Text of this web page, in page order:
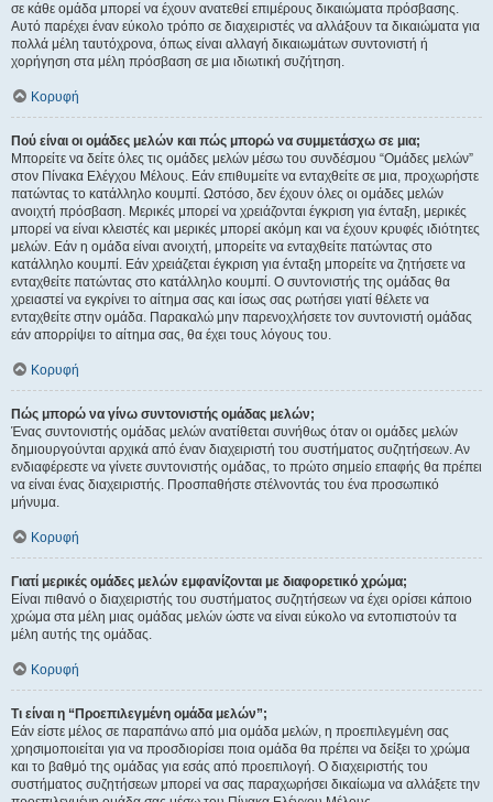
σε κάθε ομάδα μπορεί να έχουν ανατεθεί επιμέρους δικαιώματα πρόσβασης.
Αυτό παρέχει έναν εύκολο τρόπο σε διαχειριστές να αλλάξουν τα δικαιώματα για
πολλά μέλη ταυτόχρονα, όπως είναι αλλαγή δικαιωμάτων συντονιστή ή
χορήγηση στα μέλη πρόσβαση σε μια ιδιωτική συζήτηση.
Κορυφή
Πού είναι οι ομάδες μελών και πώς μπορώ να συμμετάσχω σε μια;
Μπορείτε να δείτε όλες τις ομάδες μελών μέσω του συνδέσμου “Ομάδες μελών”
στον Πίνακα Ελέγχου Μέλους. Εάν επιθυμείτε να ενταχθείτε σε μια, προχωρήστε
πατώντας το κατάλληλο κουμπί. Ωστόσο, δεν έχουν όλες οι ομάδες μελών
ανοιχτή πρόσβαση. Μερικές μπορεί να χρειάζονται έγκριση για ένταξη, μερικές
μπορεί να είναι κλειστές και μερικές μπορεί ακόμη και να έχουν κρυφές ιδιότητες
μελών. Εάν η ομάδα είναι ανοιχτή, μπορείτε να ενταχθείτε πατώντας στο
κατάλληλο κουμπί. Εάν χρειάζεται έγκριση για ένταξη μπορείτε να ζητήσετε να
ενταχθείτε πατώντας στο κατάλληλο κουμπί. Ο συντονιστής της ομάδας θα
χρειαστεί να εγκρίνει το αίτημα σας και ίσως σας ρωτήσει γιατί θέλετε να
ενταχθείτε στην ομάδα. Παρακαλώ μην παρενοχλήσετε τον συντονιστή ομάδας
εάν απορρίψει το αίτημα σας, θα έχει τους λόγους του.
Κορυφή
Πώς μπορώ να γίνω συντονιστής ομάδας μελών;
Ένας συντονιστής ομάδας μελών ανατίθεται συνήθως όταν οι ομάδες μελών
δημιουργούνται αρχικά από έναν διαχειριστή του συστήματος συζητήσεων. Αν
ενδιαφέρεστε να γίνετε συντονιστής ομάδας, το πρώτο σημείο επαφής θα πρέπει
να είναι ένας διαχειριστής. Προσπαθήστε στέλνοντάς του ένα προσωπικό
μήνυμα.
Κορυφή
Γιατί μερικές ομάδες μελών εμφανίζονται με διαφορετικό χρώμα;
Είναι πιθανό ο διαχειριστής του συστήματος συζητήσεων να έχει ορίσει κάποιο
χρώμα στα μέλη μιας ομάδας μελών ώστε να είναι εύκολο να εντοπιστούν τα
μέλη αυτής της ομάδας.
Κορυφή
Τι είναι η “Προεπιλεγμένη ομάδα μελών”;
Εάν είστε μέλος σε παραπάνω από μια ομάδα μελών, η προεπιλεγμένη σας
χρησιμοποιείται για να προσδιορίσει ποια ομάδα θα πρέπει να δείξει το χρώμα
και το βαθμό της ομάδας για εσάς από προεπιλογή. Ο διαχειριστής του
συστήματος συζητήσεων μπορεί να σας παραχωρήσει δικαίωμα να αλλάξετε την